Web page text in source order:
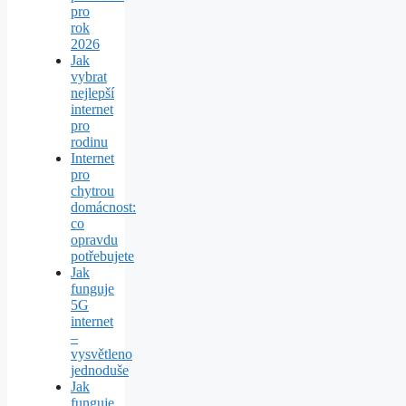
pro
rok
2026
Jak
vybrat
nejlepší
internet
pro
rodinu
Internet
pro
chytrou
domácnost:
co
opravdu
potřebujete
Jak
funguje
5G
internet
–
vysvětleno
jednoduše
Jak
funguje